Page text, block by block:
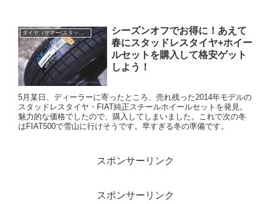
シーズンオフでお得に！あえて
春にスタッドレスタイヤ+ホイー
ルセットを購入して格安ゲット
しよう！
5月某日、ディーラーに寄ったところ、売れ残った2014年モデルの
スタッドレスタイヤ・FIAT純正スチールホイールセットを発見。
魅力的な価格でしたので、購入してしまいました。これで次の冬
はFIAT500で雪山に行けそうです。早すぎる冬の準備です。
スポンサーリンク
スポンサーリンク